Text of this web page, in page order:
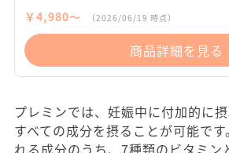
￥4,980〜 （2026/06/19 時点）
商品詳細を見る
プレミンでは、妊娠中に付加的に
すべての成分を摂ることが可能で
れる成分のうち、7種類のビタミン